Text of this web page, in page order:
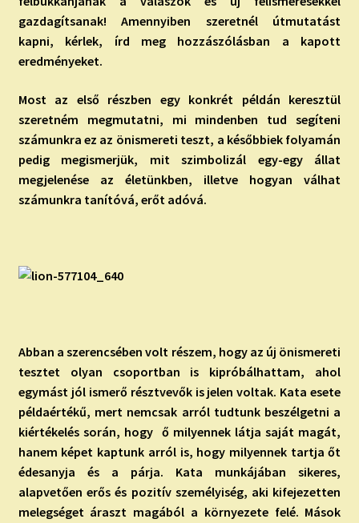
gazdagítsanak! Amennyiben szeretnél útmutatást
kapni, kérlek, írd meg hozzászólásban a kapott
eredményeket.
Most az első részben egy konkrét példán keresztül
szeretném megmutatni, mi mindenben tud segíteni
számunkra ez az önismereti teszt, a későbbiek folyamán
pedig megismerjük, mit szimbolizál egy-egy állat
megjelenése az életünkben, illetve hogyan válhat
számunkra tanítóvá, erőt adóvá.
Abban a szerencsében volt részem, hogy az új önismereti
tesztet olyan csoportban is kipróbálhattam, ahol
egymást jól ismerő résztvevők is jelen voltak. Kata esete
példaértékű, mert nemcsak arról tudtunk beszélgetni a
kiértékelés során, hogy ő milyennek látja saját magát,
hanem képet kaptunk arról is, hogy milyennek tartja őt
édesanyja és a párja. Kata munkájában sikeres,
alapvetően erős és pozitív személyiség, aki kifejezetten
melegséget áraszt magából a környezete felé. Mások